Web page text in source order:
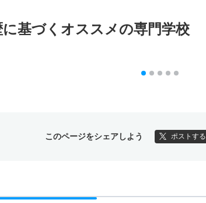
基づく オススメの専門学校
このページをシェアしよう ポストする